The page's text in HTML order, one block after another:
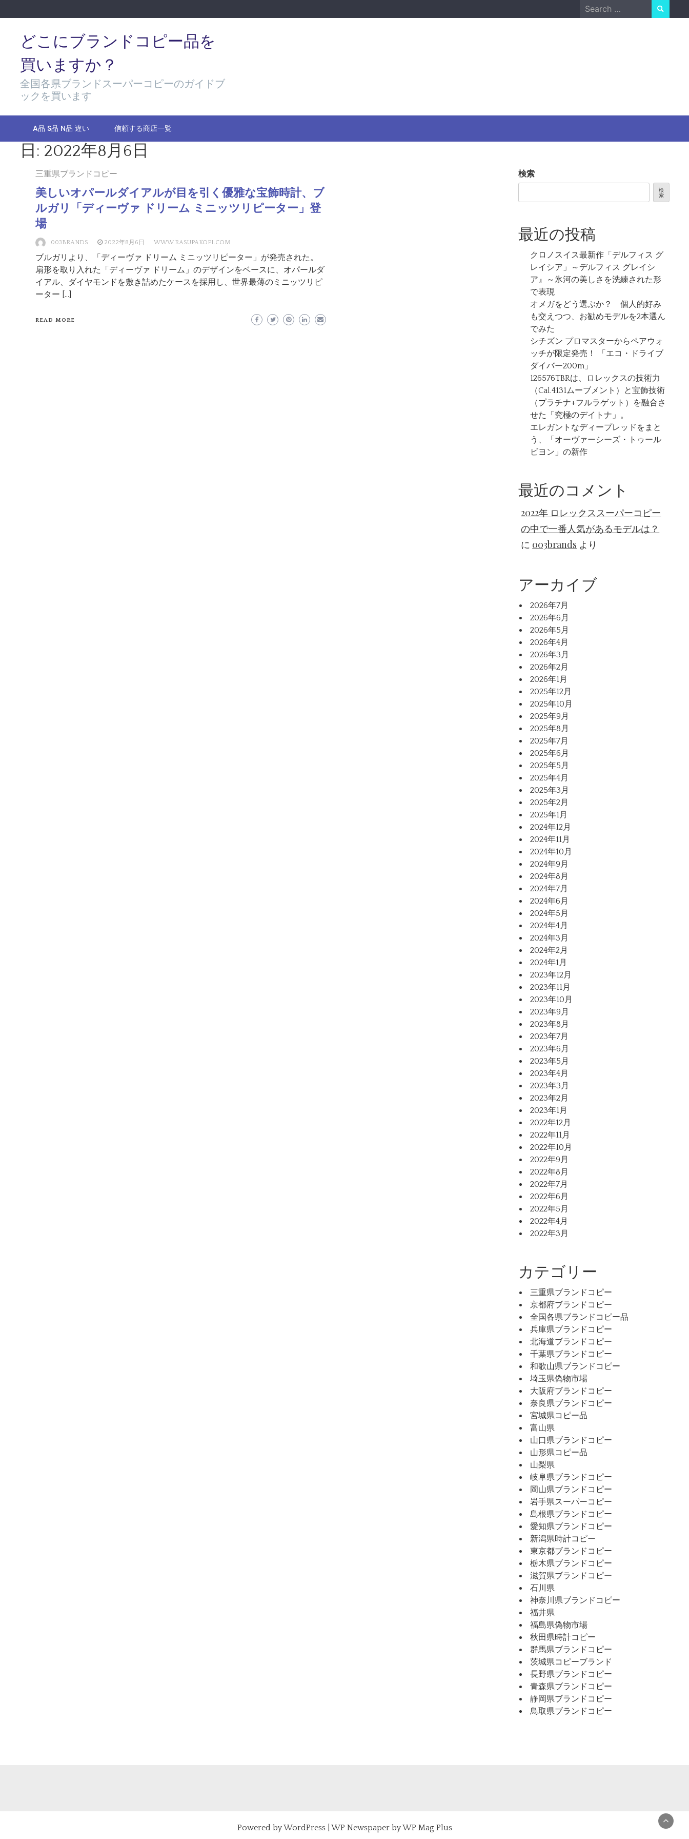
to
Search
for:
どこにブランドコピー品を
買いますか？
全国各県ブランドスーパーコピーのガイドブ
ックを買います
A品 S品 N品 違い 信頼する商店一覧
日: 2022年8月6日
三重県ブランドコピー
美しいオパールダイアルが目を引く優雅な宝飾時計、ブ
ルガリ「ディーヴァ ドリーム ミニッツリピーター」登
場
003BRANDS 2022年8月6日 WWW.RASUPAKOPI.COM
ブルガリより、「ディーヴァ ドリーム ミニッツリピーター」が発売された。
扇形を取り入れた「ディーヴァ ドリーム」のデザインをベースに、オパールダ
イアル、ダイヤモンドを敷き詰めたケースを採用し、世界最薄のミニッツリピ
ーター […]
READ MORE
検索
検
索
最近の投稿
クロノスイス最新作「デルフィス グ
レイシア」～デルフィス グレイシ
ア』～氷河の美しさを洗練された形
で表現
オメガをどう選ぶか？ 個人的好み
も交えつつ、お勧めモデルを2本選ん
でみた
シチズン プロマスターからペアウォ
ッチが限定発売！ 「エコ・ドライブ
ダイバー200m」
126576TBRは、ロレックスの技術力
（Cal.4131ムーブメント）と宝飾技術
（プラチナ+フルラゲット）を融合さ
せた「究極のデイトナ」。
エレガントなディープレッドをまと
う、「オーヴァーシーズ・トゥール
ビヨン」の新作
最近のコメント
2022年 ロレックススーパーコピー
の中で一番人気があるモデルは？
に 003brands より
アーカイブ
2026年7月
2026年6月
2026年5月
2026年4月
2026年3月
2026年2月
2026年1月
2025年12月
2025年10月
2025年9月
2025年8月
2025年7月
2025年6月
2025年5月
2025年4月
2025年3月
2025年2月
2025年1月
2024年12月
2024年11月
2024年10月
2024年9月
2024年8月
2024年7月
2024年6月
2024年5月
2024年4月
2024年3月
2024年2月
2024年1月
2023年12月
2023年11月
2023年10月
2023年9月
2023年8月
2023年7月
2023年6月
2023年5月
2023年4月
2023年3月
2023年2月
2023年1月
2022年12月
2022年11月
2022年10月
2022年9月
2022年8月
2022年7月
2022年6月
2022年5月
2022年4月
2022年3月
カテゴリー
三重県ブランドコピー
京都府ブランドコピー
全国各県ブランドコピー品
兵庫県ブランドコピー
北海道ブランドコピー
千葉県ブランドコピー
和歌山県ブランドコピー
埼玉県偽物市場
大阪府ブランドコピー
奈良県ブランドコピー
宮城県コピー品
富山県
山口県ブランドコピー
山形県コピー品
山梨県
岐阜県ブランドコピー
岡山県ブランドコピー
岩手県スーパーコピー
島根県ブランドコピー
愛知県ブランドコピー
新潟県時計コピー
東京都ブランドコピー
栃木県ブランドコピー
滋賀県ブランドコピー
石川県
神奈川県ブランドコピー
福井県
福島県偽物市場
秋田県時計コピー
群馬県ブランドコピー
茨城県コピーブランド
長野県ブランドコピー
青森県ブランドコピー
静岡県ブランドコピー
鳥取県ブランドコピー
Powered byWordPress| WP Newspaper by WP Mag Plus